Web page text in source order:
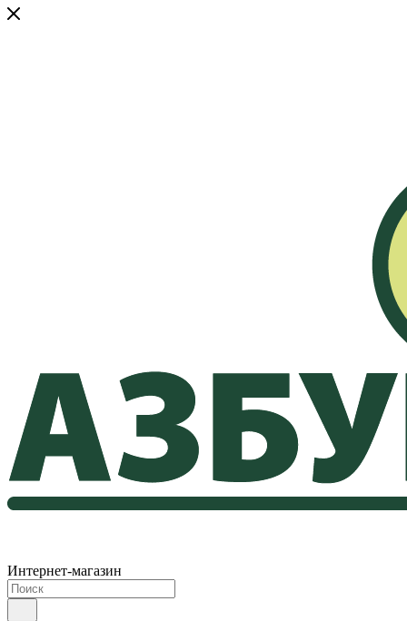
Интернет-магазин